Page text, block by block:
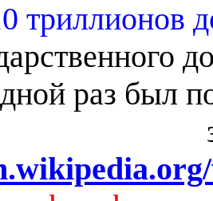
триллионов
раз был